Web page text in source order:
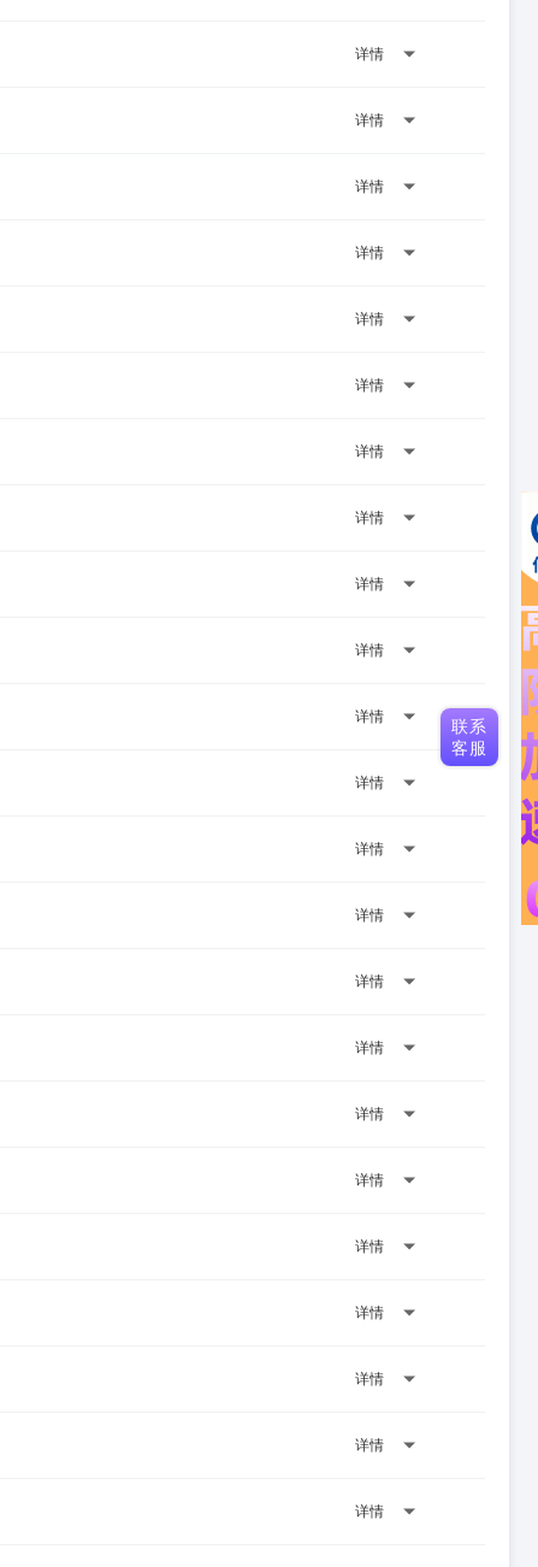
详情
详情
详情
详情
详情
详情
详情
详情
详情
详情
详情
详情
详情
详情
详情
详情
详情
详情
详情
详情
详情
详情
详情
联系
客服